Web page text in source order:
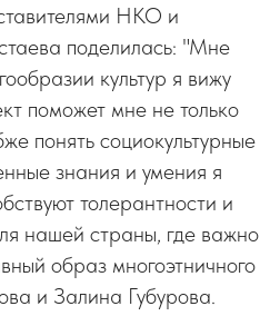
НКО и
поделилась: "Мне
культур я вижу
поможет мне не только
понять социокультурные
знания и умения я
толерантности и
нашей страны, где важно
образ многоэтничного
и Залина Губурова.